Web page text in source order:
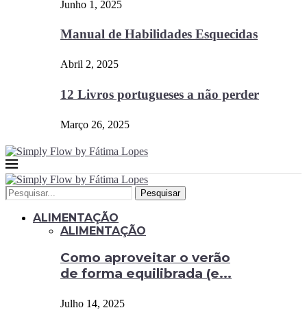
Junho 1, 2025
Manual de Habilidades Esquecidas
Abril 2, 2025
12 Livros portugueses a não perder
Março 26, 2025
Pesquisar
ALIMENTAÇÃO
ALIMENTAÇÃO
Como aproveitar o verão
de forma equilibrada (e...
Julho 14, 2025